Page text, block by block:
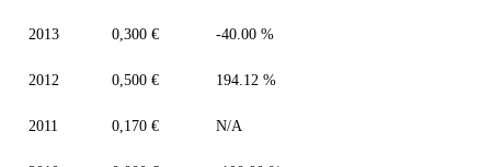
2013 0,300 € -40.00 %
2012 0,500 € 194.12 %
2011 0,170 € N/A